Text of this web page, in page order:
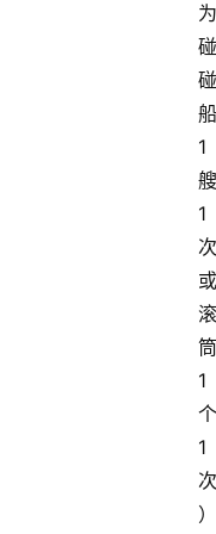
为
碰
碰
船
1
艘
1
次
或
滚
筒
1
个
1
次
）